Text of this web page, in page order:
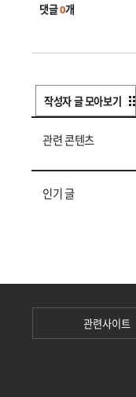
댓글0개
작성자 글 모아보기
관련 콘텐츠
인기 글
관련사이트